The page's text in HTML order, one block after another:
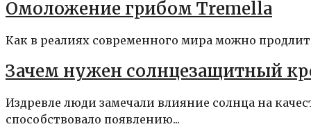
Омоложение грибом Tremella
Как в реалиях современного мира можно
Зачем нужен солнцезащитный
Издревле люди замечали влияние солнца на
способствовало появлению...